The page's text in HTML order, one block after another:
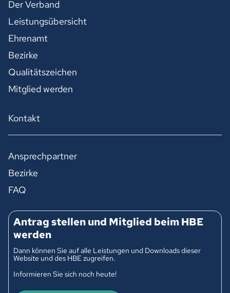
Der Verband
Leistungsübersicht
Ehrenamt
Bezirke
Qualitätszeichen
Mitglied werden
Kontakt
Ansprechpartner
Bezirke
FAQ
Antrag stellen und Mitglied beim HBE
werden
Dann können Sie auf alle Leistungen und Downloads dieser
Website und des HBE zugreifen.
Informieren Sie sich noch heute!